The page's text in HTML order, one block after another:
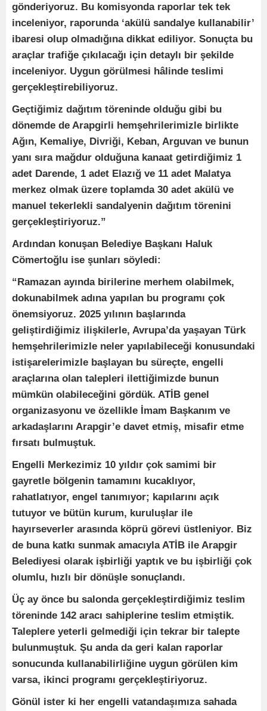
gönderiyoruz. Bu komisyonda raporlar tek tek
inceleniyor, raporunda ‘akülü sandalye kullanabilir’
ibaresi olup olmadığına dikkat ediliyor. Sonuçta bu
araçlar trafiğe çıkılacağı için detaylı bir şekilde
inceleniyor. Uygun görülmesi hâlinde teslimi
gerçekleştirebiliyoruz.
Geçtiğimiz dağıtım töreninde olduğu gibi bu
dönemde de Arapgirli hemşehrilerimizle birlikte
Ağın, Kemaliye, Divriği, Keban, Arguvan ve bunun
yanı sıra mağdur olduğuna kanaat getirdiğimiz 1
adet Darende, 1 adet Elazığ ve 11 adet Malatya
merkez olmak üzere toplamda 30 adet akülü ve
manuel tekerlekli sandalyenin dağıtım törenini
gerçekleştiriyoruz.”
Ardından konuşan Belediye Başkanı Haluk
Cömertoğlu ise şunları söyledi:
“Ramazan ayında birilerine merhem olabilmek,
dokunabilmek adına yapılan bu programı çok
önemsiyoruz. 2025 yılının başlarında
geliştirdiğimiz ilişkilerle, Avrupa’da yaşayan Türk
hemşehrilerimizle neler yapılabileceği konusundaki
istişarelerimizle başlayan bu süreçte, engelli
araçlarına olan talepleri ilettiğimizde bunun
mümkün olabileceğini gördük. ATİB genel
organizasyonu ve özellikle İmam Başkanım ve
arkadaşlarını Arapgir’e davet etmiş, misafir etme
fırsatı bulmuştuk.
Engelli Merkezimiz 10 yıldır çok samimi bir
gayretle bölgenin tamamını kucaklıyor,
rahatlatıyor, engel tanımıyor; kapılarını açık
tutuyor ve bütün kurum, kuruluşlar ile
hayırseverler arasında köprü görevi üstleniyor. Biz
de buna katkı sunmak amacıyla ATİB ile Arapgir
Belediyesi olarak işbirliği yaptık ve bu işbirliği çok
olumlu, hızlı bir dönüşle sonuçlandı.
Üç ay önce bu salonda gerçekleştirdiğimiz teslim
töreninde 142 aracı sahiplerine teslim etmiştik.
Taleplere yeterli gelmediği için tekrar bir talepte
bulunmuştuk. Şu anda da geri kalan raporlar
sonucunda kullanabilirliğine uygun görülen kim
varsa, ikinci programı gerçekleştiriyoruz.
Gönül ister ki her engelli vatandaşımıza sahada